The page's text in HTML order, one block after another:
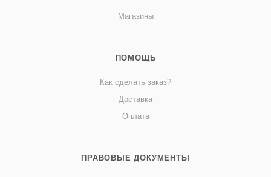
Магазины
ПОМОЩЬ
Как сделать заказ?
Доставка
Оплата
ПРАВОВЫЕ ДОКУМЕНТЫ